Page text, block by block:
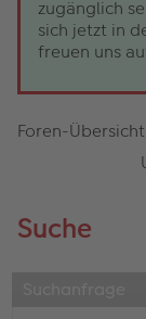
zugänglich
sich jetzt in
freuen uns
Foren-Übersicht
Suche